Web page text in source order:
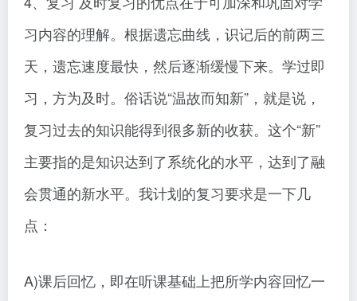
习内容的理解。根据遗忘曲线，识记后的前两三
天，遗忘速度最快，然后逐渐缓慢下来。学过即
习，方为及时。俗话说“温故而知新”，就是说，
复习过去的知识能得到很多新的收获。这个“新”
主要指的是知识达到了系统化的水平，达到了融
会贯通的新水平。我计划的复习要求是一下几
点：
A)课后回忆，即在听课基础上把所学内容回忆一